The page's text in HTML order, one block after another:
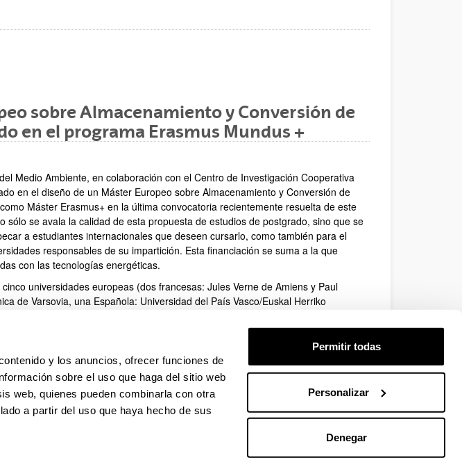
y los anuncios, ofrecer funciones de
sobre el uso que haga del sitio web
web, quienes pueden combinarla con otra
a partir del uso que haya hecho de sus
Permitir todas
Personalizar
Denegar
sobre Almacenamiento y Conversión de
en el programa Erasmus Mundus +
Medio Ambiente, en colaboración con el Centro de Investigación Cooperativa
en el diseño de un Máster Europeo sobre Almacenamiento y Conversión de
Máster Erasmus+ en la última convocatoria recientemente resuelta de este
sólo se avala la calidad de esta propuesta de estudios de postgrado, sino que se
a estudiantes internacionales que deseen cursarlo, como también para el
responsables de su impartición. Esta financiación se suma a la que
con las tecnologías energéticas.
universidades europeas (dos francesas: Jules Verne de Amiens y Paul
de Varsovia, una Española: Universidad del País Vasco/Euskal Herriko
de Liubliana, el CNRS francés y el ya citado Centro de Investigación Cooperativa
Miñano (Araba). En el siguiente enlace se puede acceder a la relación detallada
participan en este Máster.
Kb )